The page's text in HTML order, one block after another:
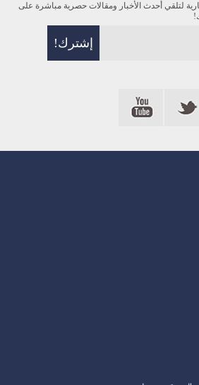
لتلقي أحدث الأخبار ومقالات حصرية مباشرة على